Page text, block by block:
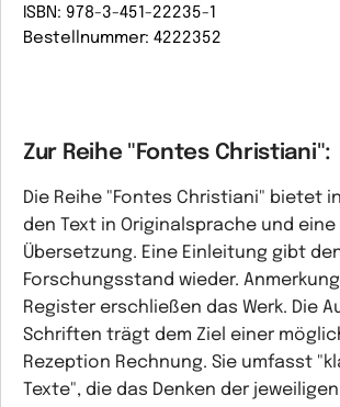
ISBN: 978-3-451-22235-1
Bestellnummer: 4222352
Zur Reihe "Fontes Christiani":
Die Reihe "Fontes Christiani" bietet
den Text in Originalsprache und eine
Übersetzung. Eine Einleitung gibt
Forschungsstand wieder.
Register erschließen das Werk. Die
Schriften trägt dem Ziel einer
Rezeption Rechnung. Sie umfasst
Texte", die das Denken der